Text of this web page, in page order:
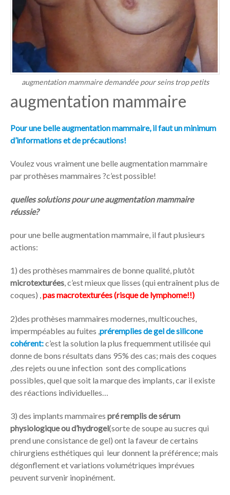
augmentation mammaire demandée pour seins trop petits
augmentation mammaire
Pour une belle augmentation mammaire, il faut un minimum
d’informations et de précautions!
Voulez vous vraiment une belle augmentation mammaire
par prothèses mammaires ?c’est possible!
quelles solutions pour une augmentation mammaire
réussie?
pour une belle augmentation mammaire, il faut plusieurs
actions:
1) des prothèses mammaires de bonne qualité, plutôt
microtexturées, c’est mieux que lisses (qui entraînent plus de
coques) ,pas macrotexturées (risque de lymphome!!)
2)des prothèses mammaires modernes, multicouches,
impermpéables au fuites , préremplies de gel de silicone
cohérent:c’est la solution la plus frequemment utilisée qui
donne de bons résultats dans 95% des cas; mais des coques
,des rejets ou une infection sont des complications
possibles, quel que soit la marque des implants, car il existe
des réactions individuelles…
3) des implants mammaires pré remplis de sérum
physiologique ou d’hydrogel(sorte de soupe au sucres qui
prend une consistance de gel) ont la faveur de certains
chirurgiens esthétiques qui leur donnent la préférence; mais
dégonflement et variations volumétriques imprévues
peuvent survenir inopinément.